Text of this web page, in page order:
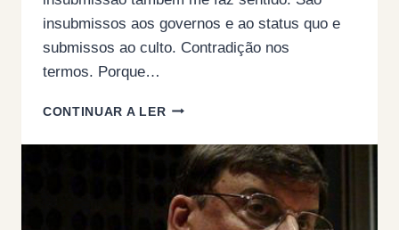
insubmissos aos governos e ao status quo e
submissos ao culto. Contradição nos
termos. Porque…
CONTINUAR A LERESTÁ-
A
FALHAR
QUALQUER
COISA…